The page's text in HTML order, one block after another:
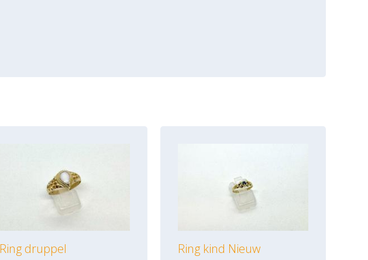
Ring druppel Ring kind Nieuw